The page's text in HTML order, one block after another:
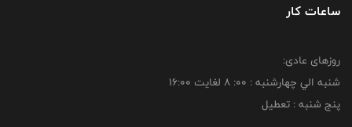
ساعات کار
روزهای عادی:
شنبه الي چهارشنبه : 00: 8 لغايت 16:00
پنج شنبه : تعطیل